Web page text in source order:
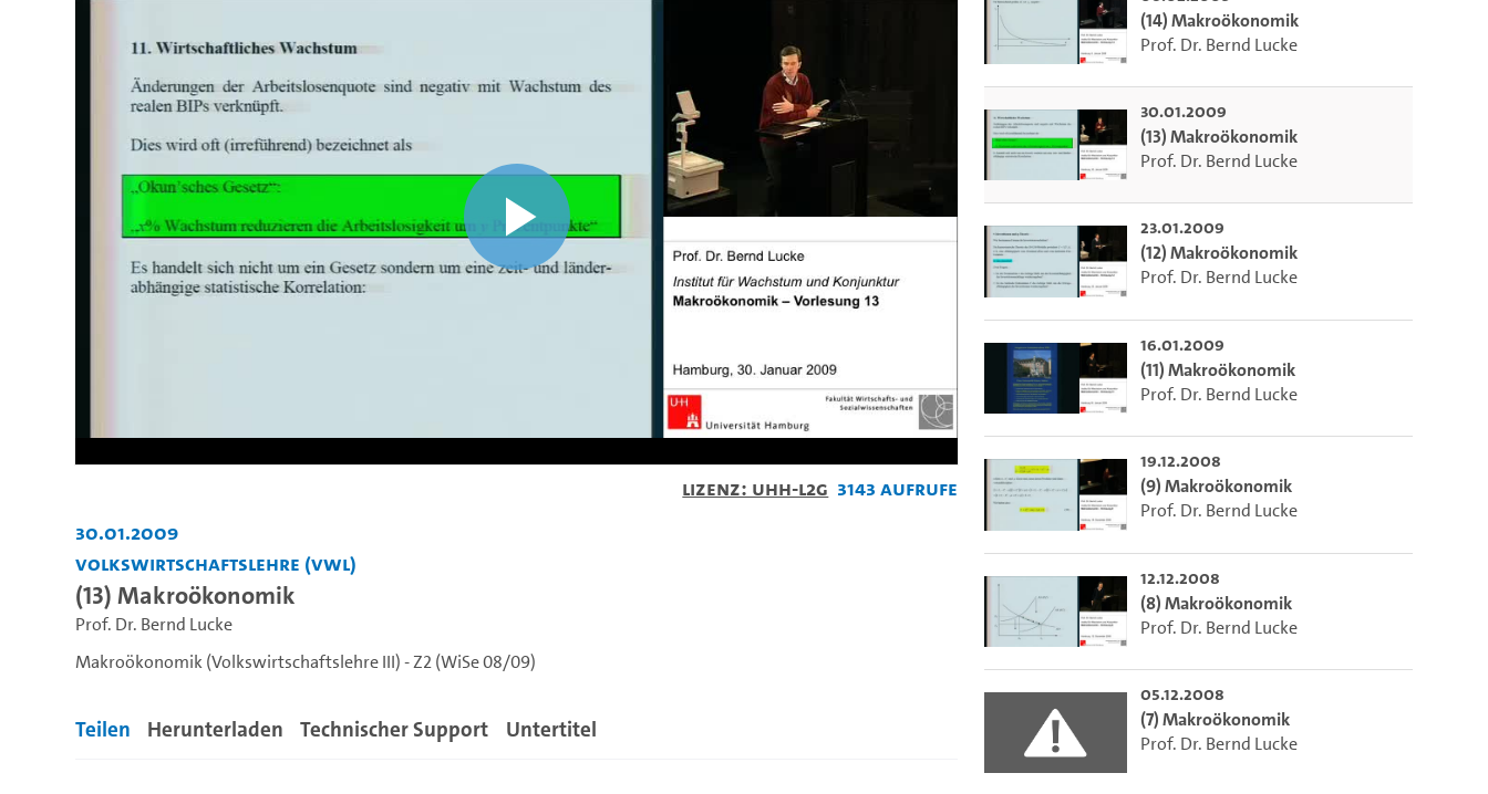
Video
abspielen
Lizenz: UHH-L2G 3143 Aufrufe
30.01.2009
Volkswirtschaftslehre (VWL)
(13) Makroökonomik
Prof. Dr. Bernd Lucke
Makroökonomik (Volkswirtschaftslehre III) - Z2 (WiSe 08/09)
Teilen Herunterladen Technischer Support Untertitel
(14) Makroökonomik
Prof. Dr. Bernd Lucke
30.01.2009
(13) Makroökonomik
Prof. Dr. Bernd Lucke
23.01.2009
(12) Makroökonomik
Prof. Dr. Bernd Lucke
16.01.2009
(11) Makroökonomik
Prof. Dr. Bernd Lucke
19.12.2008
(9) Makroökonomik
Prof. Dr. Bernd Lucke
12.12.2008
(8) Makroökonomik
Prof. Dr. Bernd Lucke
05.12.2008
(7) Makroökonomik
Prof. Dr. Bernd Lucke